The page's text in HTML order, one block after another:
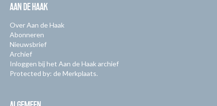
AAN DE HAAK
Over Aan de Haak
Abonneren
Nieuwsbrief
Archief
Inloggen bij het Aan de Haak archief
Protected by: de Merkplaats.